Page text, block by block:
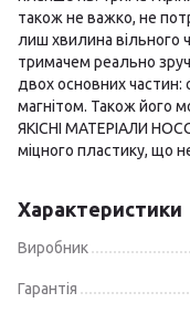
також не важко, не
лиш хвилина вільного
тримачем реально
двох основних частин:
магнітом. Також його
ЯКІСНІ МАТЕРІАЛИ
міцного пластику, що
Характеристики
Виробник
Гарантія